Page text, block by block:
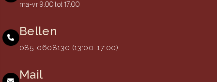
ma-vr 9:00 tot 17:00
Bellen
085-0608130 (13:00-17:00)
Mail